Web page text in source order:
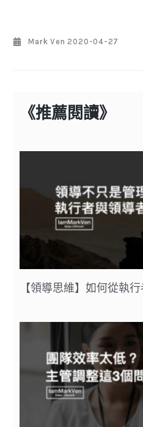
Mark Ven 2020-04-27
《推薦閱讀》
【領導思維】如何從執